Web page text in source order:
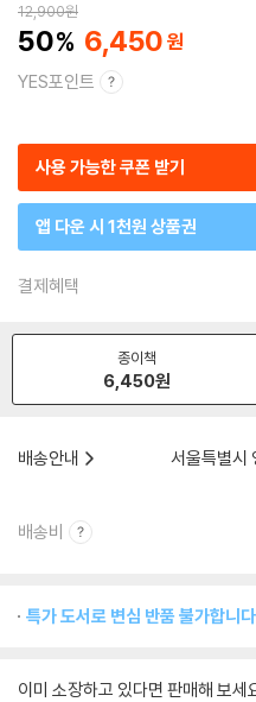
12,900원
50 6,450
YES포인트
사용 가능한 쿠폰 받기
앱 다운 시 1천원 상품권
결제혜택
종이책
6,450원
배송안내
서울특별시
배송비
특가 도서로 변심 반품 불가합니다
이미 소장하고 있다면 판매해 보세